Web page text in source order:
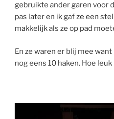
gebruikte ander garen voor
pas later en ik gaf ze een
makkelijk als ze op pad
En ze waren er blij mee
nog eens 10 haken. Hoe leuk